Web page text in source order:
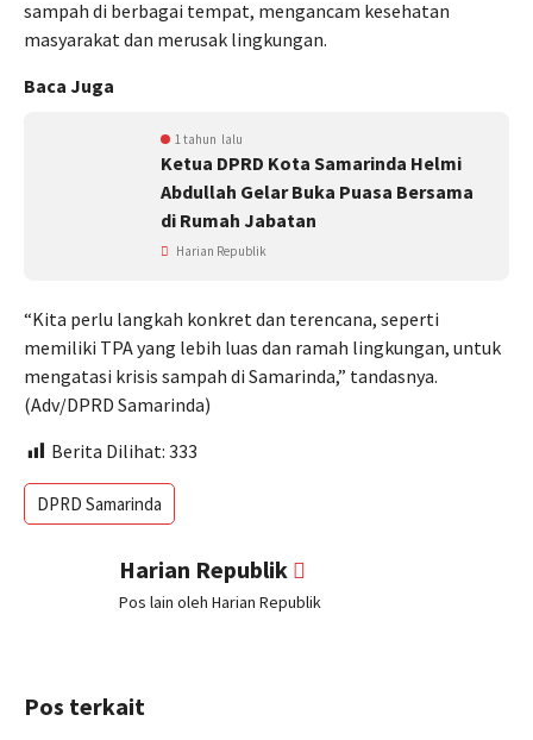
sampah di berbagai tempat, mengancam kesehatan
masyarakat dan merusak lingkungan.
Baca Juga
1 tahun lalu
Ketua DPRD Kota Samarinda Helmi
Abdullah Gelar Buka Puasa Bersama
di Rumah Jabatan
Harian Republik
“Kita perlu langkah konkret dan terencana, seperti
memiliki TPA yang lebih luas dan ramah lingkungan, untuk
mengatasi krisis sampah di Samarinda,” tandasnya.
(Adv/DPRD Samarinda)
Berita Dilihat: 333
DPRD Samarinda
Harian Republik
Pos lain oleh Harian Republik
Pos terkait